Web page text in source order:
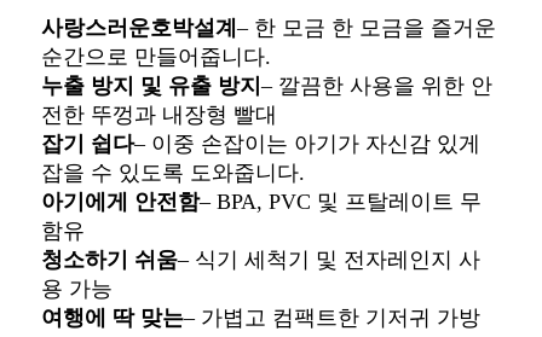
사랑스러운호박설계– 한 모금 한 모금을 즐거운
순간으로 만들어줍니다.
누출 방지 및 유출 방지– 깔끔한 사용을 위한 안
전한 뚜껑과 내장형 빨대
잡기 쉽다– 이중 손잡이는 아기가 자신감 있게
잡을 수 있도록 도와줍니다.
아기에게 안전함– BPA, PVC 및 프탈레이트 무
함유
청소하기 쉬움– 식기 세척기 및 전자레인지 사
용 가능
여행에 딱 맞는– 가볍고 컴팩트한 기저귀 가방